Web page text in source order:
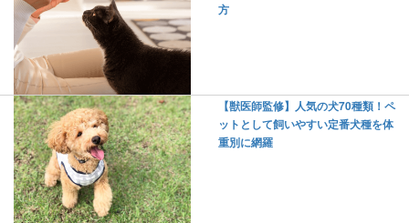
方
【獣医師監修】人気の犬70種類！ペ
ットとして飼いやすい定番犬種を体
重別に網羅